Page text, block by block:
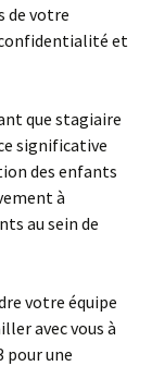
de votre
et
que stagiaire
significative
des enfants
à
au sein de
votre équipe
avec vous à
pour une